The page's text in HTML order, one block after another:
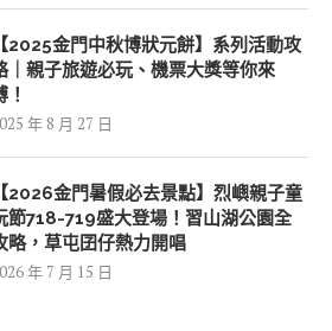
【2025金門中秋博狀元餅】系列活動攻
｜親子旅遊必玩、機票大獎等你來
！
年 8 月 27 日
【2026金門暑假必去景點】烈嶼親子童
節718-719盛大登場！習山湖公園全
略，草屯囝仔熱力開唱
年 7 月 15 日